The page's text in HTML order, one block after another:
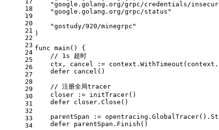
18
19
20
21
22
23
24
25
26
27
28
29
30
31
32
33
34
"google.golang.org/grpc/credentials/
"google.golang.org/grpc/status"
"gostudy/920/minegrpc"
)
func main ()
{
// 1s 超时
ctx, cancel :=
defer cancel()
// 注册全局tracer
    closer := initTracer()
defer closer.Close()
parentSpan :=
defer parentSpan.Finish()